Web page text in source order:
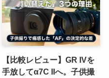
【比較レビュー】GR IVを
手放してα7C IIへ。子供撮